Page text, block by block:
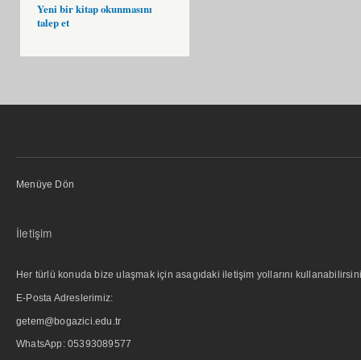
Yeni bir kitap okunmasını
talep et
Menüye Dön
İletişim
Her türlü konuda bize ulaşmak için asagıdaki iletişim yollarını
E-Posta Adreslerimiz:
getem@bogazici.edu.tr
WhatsApp: 05393089577